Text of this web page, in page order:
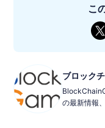
こ
ブロック
の最新情報